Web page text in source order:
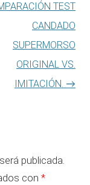
TEST
CANDADO
SUPERMORSO
ORIGINAL VS.
IMITACIÓN. →
publicada.
con *